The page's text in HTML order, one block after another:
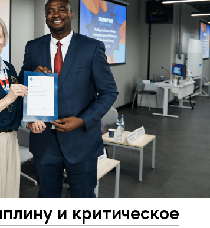
и критическое